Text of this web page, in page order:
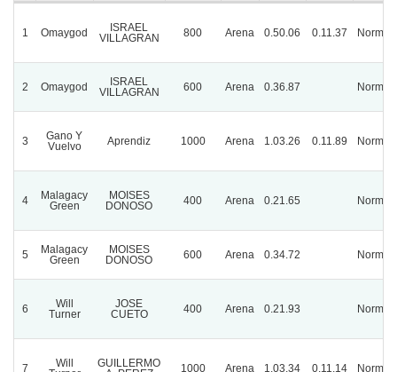
1 Omaygod
ISRAEL
VILLAGRAN
800 Arena 0.50.06 0.11.37 Normal
2 Omaygod
ISRAEL
VILLAGRAN
600 Arena 0.36.87 Normal
3
Gano Y
Vuelvo
Aprendiz 1000 Arena 1.03.26 0.11.89 Normal
4
Malagacy
Green
MOISES
DONOSO
400 Arena 0.21.65 Normal
5
Malagacy
Green
MOISES
DONOSO
600 Arena 0.34.72 Normal
6
Will
Turner
JOSE
CUETO
400 Arena 0.21.93 Normal
7
Will
GUILLERMO
1000 Arena 1.03.34 0.11.14 Normal